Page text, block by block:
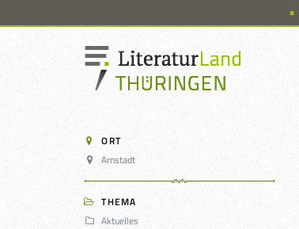
ORT
Arnstadt
THEMA
Aktuelles